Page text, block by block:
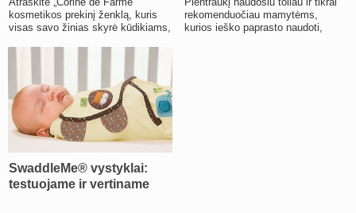
kosmetikos prekinį ženklą, kuris
visas savo žinias skyrė kūdikiams,
rekomenduočiau mamytėms,
kurios ieško paprasto naudoti,
SwaddleMe® vystyklai:
testuojame ir vertiname